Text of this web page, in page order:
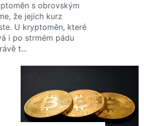
s obrovským
že jejich kurz
U kryptoměn, které
i po strmém pádu
t...